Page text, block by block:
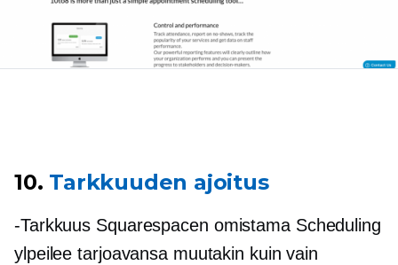
10. Tarkkuuden ajoitus
-Tarkkuus Squarespacen omistama Scheduling
ylpeilee tarjoavansa muutakin kuin vain